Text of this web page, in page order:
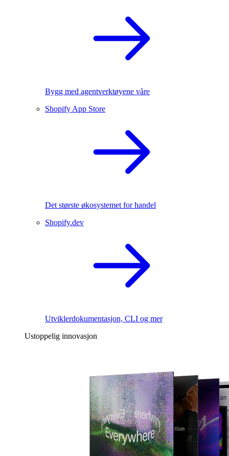
Bygg med agentverktøyene våre
Shopify App Store
Det største økosystemet for handel
Shopify.dev
Utviklerdokumentasjon, CLI og mer
Ustoppelig innovasjon